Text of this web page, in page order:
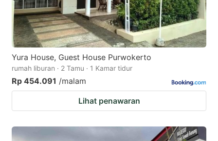
Yura House, Guest House Purwokerto
rumah liburan · 2 Tamu · 1 Kamar tidur
Rp 454.091 /malam
Lihat penawaran